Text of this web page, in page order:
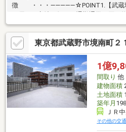
徴 ・・・―――――☆POINT1.【武蔵境
♪】POINT2.【建物面積149平米超の広
38平米の事務所スペースを完備♪】
各居室に収納が設けられており、お部
す！】POINT4.【旧法借地権のため、
す♪】お問合せは【0120-981-940】
東京都武蔵野市境南町２
1億
間取り 他
建物面積
土地面積
築年月
ＪＲ
その他の交通